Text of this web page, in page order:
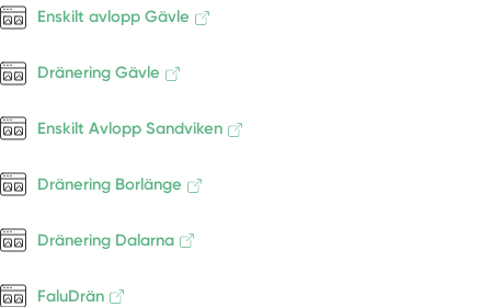
Enskilt avlopp Gävle
Dränering Gävle
Enskilt Avlopp Sandviken
Dränering Borlänge
Dränering Dalarna
FaluDrän